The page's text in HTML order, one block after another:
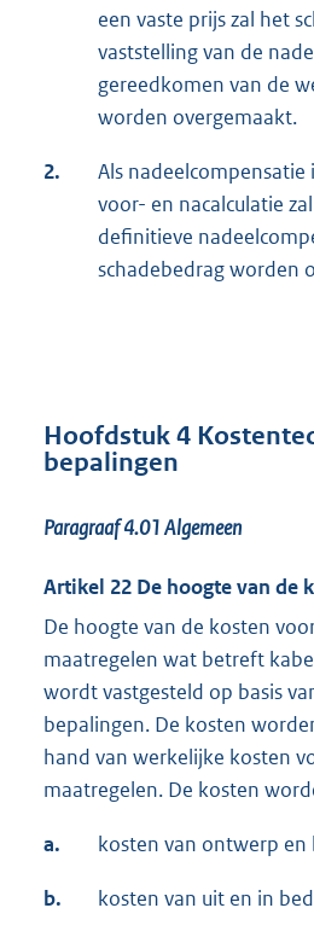
een vaste prijs zal het
vaststelling van de
gereedkomen van de
worden overgemaakt.
2.
Als nadeelcompensatie
voor- en nacalculatie
definitieve
schadebedrag worden
Hoofdstuk 4
bepalingen
Paragraaf 4.01Algemeen
Artikel 22 De hoogte van de
De hoogte van de kosten
maatregelen wat betreft
wordt vastgesteld op basis
bepalingen. De kosten
hand van werkelijke kosten
maatregelen. De kosten
a. kosten van ontwerp en
b. kosten van uit en in